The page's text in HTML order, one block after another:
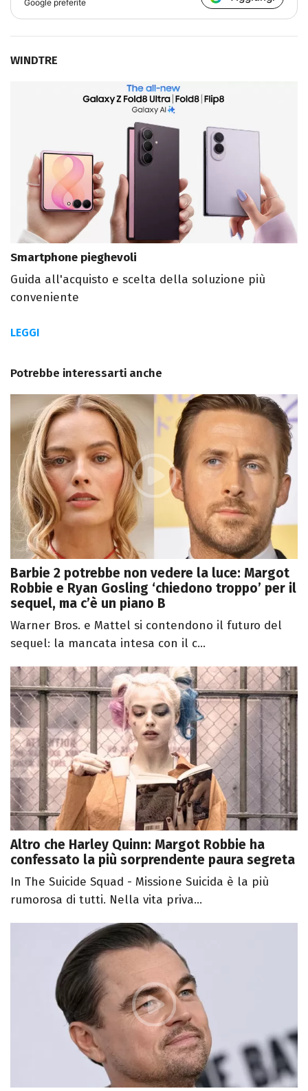
Google preferite
WINDTRE
Smartphone pieghevoli
Guida all'acquisto e scelta della soluzione più
conveniente
LEGGI
Potrebbe interessarti anche
Barbie 2 potrebbe non vedere la luce: Margot
Robbie e Ryan Gosling ‘chiedono troppo’ per il
sequel, ma c’è un piano B
Warner Bros. e Mattel si contendono il futuro del
sequel: la mancata intesa con il c...
Altro che Harley Quinn: Margot Robbie ha
confessato la più sorprendente paura segreta
In The Suicide Squad - Missione Suicida è la più
rumorosa di tutti. Nella vita priva...